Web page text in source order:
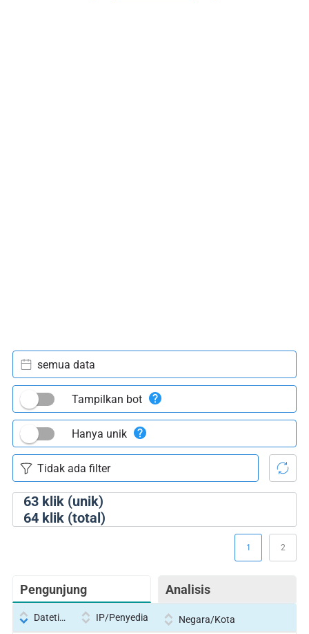
63klik (unik)
64klik (total)
semua data
Tampilkan bot
Hanya unik
Pengunjung Analisis
1 2
Datetime IP/Penyedia Negara/Kota